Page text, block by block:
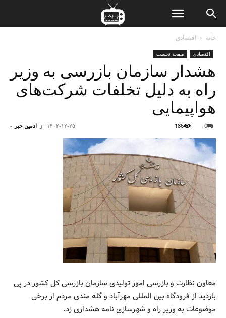
خانه اقتصادی
اقتصادی صفحه نخست
هشدار سازمان بازرسی به وزیر
راه به دلیل تخلفات شرکت­‌های
هواپیمایی
از ادمین خبر - ۱۴۰۲-۱۲-۲۵ 0
186
معاون نظارت و بازرسی امور تولیدی سازمان بازرسی کل کشور در پی
بازدید از فرودگاه بین المللی مهرآباد و گله مندی مردم از برخی
موضوعات به وزیر راه و شهرسازی نامه هشداری زد.